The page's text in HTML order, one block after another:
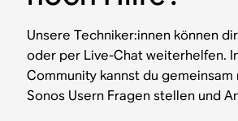
Unsere Techniker:innen können
oder per Live-Chat weiterhelfen.
Community kannst du
Sonos Usern Fragen stellen und